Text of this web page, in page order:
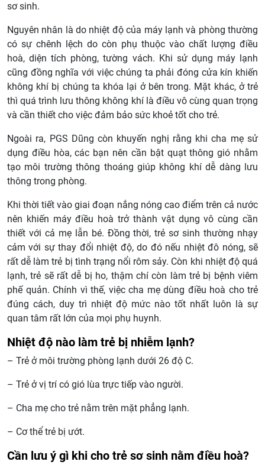
sơ sinh.
Nguyên nhân là do nhiệt độ của máy lạnh và phòng thường
có sự chênh lệch do còn phụ thuộc vào chất lượng điều
hoà, diện tích phòng, tường vách. Khi sử dụng máy lạnh
cũng đồng nghĩa với việc chúng ta phải đóng cửa kín khiến
không khí bị chúng ta khóa lại ở bên trong. Mặt khác, ở trẻ
thì quá trình lưu thông không khí là điều vô cùng quan trọng
và cần thiết cho việc đảm bảo sức khoẻ tốt cho trẻ.
Ngoài ra, PGS Dũng còn khuyến nghị rằng khi cha mẹ sử
dụng điều hòa, các bạn nên cần bật quạt thông gió nhằm
tạo môi trường thông thoáng giúp không khí dễ dàng lưu
thông trong phòng.
Khi thời tiết vào giai đoạn nắng nóng cao điểm trên cả nước
nên khiến máy điều hoà trở thành vật dụng vô cùng cần
thiết với cả mẹ lẫn bé. Đồng thời, trẻ sơ sinh thường nhạy
cảm với sự thay đổi nhiệt độ, do đó nếu nhiệt đô nóng, sẽ
rất dễ làm trẻ bị tình trạng nổi rôm sảy. Còn khi nhiệt độ quá
lạnh, trẻ sẽ rất dễ bị ho, thậm chí còn làm trẻ bị bệnh viêm
phế quản. Chính vì thế, việc cha mẹ dùng điều hoà cho trẻ
đúng cách, duy trì nhiệt độ mức nào tốt nhất luôn là sự
quan tâm rất lớn của mọi phụ huynh.
Nhiệt độ nào làm trẻ bị nhiễm lạnh?
– Trẻ ở môi trường phòng lạnh dưới 26 độ C.
– Trẻ ở vị trí có gió lùa trực tiếp vào người.
– Cha mẹ cho trẻ nằm trên mặt phẳng lạnh.
– Cơ thể trẻ bị ướt.
Cần lưu ý gì khi cho trẻ sơ sinh nằm điều hoà?